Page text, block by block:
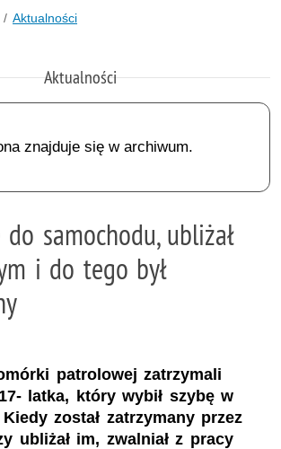
Aktualności
Aktualności
znajduje się w archiwum.
do samochodu, ubliżał
i do tego był
patrolowej zatrzymali
latka, który wybił szybę w
został zatrzymany przez
ubliżał im, zwalniał z pracy